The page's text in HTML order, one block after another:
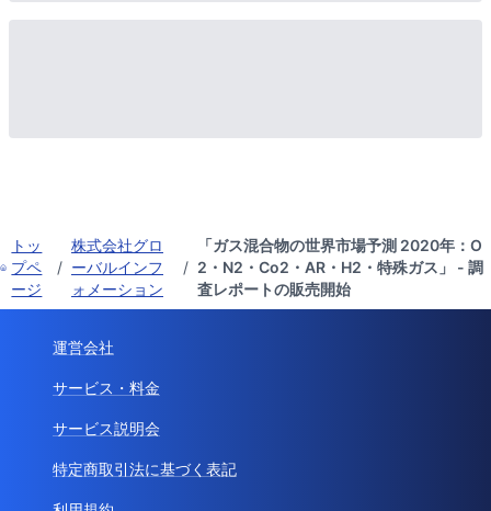
トッ
プペ
ージ
/
株式会社グロ
ーバルインフ
ォメーション
/
「ガス混合物の世界市場予測 2020年：O
2・N2・Co2・AR・H2・特殊ガス」 - 調
査レポートの販売開始
運営会社
サービス・料金
サービス説明会
特定商取引法に基づく表記